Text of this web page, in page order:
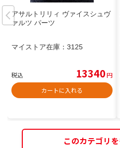
アサルトリリィ ヴァイスシュヴ
ァルツ パーツ
マイストア在庫： 3125
税込 13340円
カートに入れる
このカテゴリ